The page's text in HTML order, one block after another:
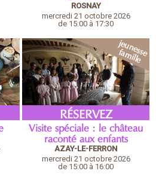
ROSNAY
mercredi 21 octobre 2026
de 15:00 à 17:30
RÉSERVEZ
Visite spéciale : le château
raconté aux enfants
AZAY-LE-FERRON
mercredi 21 octobre 2026
de 15:00 à 16:00